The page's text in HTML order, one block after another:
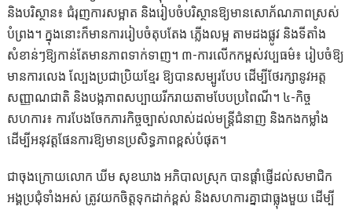
និងបរិស្ថាន៖ ជំរុញការសម្អាត និងរៀបចំបរិស្ថានឱ្យមានសោភ័ណភាពស្រស់
បំព្រង។ ក្នុងនោះក៏មានការរៀបចំតុបតែង ភ្លើងលម្អ តាមដងផ្លូវ និងទីតាំង
សំខាន់ៗឱ្យកាន់តែមានភាពទាក់ទាញ។ ៣-ការលើកកម្ពស់វប្បធម៌៖ រៀបចំឱ្យ
មានការលេង ល្បែងប្រជាប្រិយខ្មែរ ឱ្យបានសម្បូរបែប ដើម្បីថែរក្សានូវអត្ត
សញ្ញាណជាតិ និងបង្កភាពសប្បាយរីករាយតាមបែបប្រពៃណី។ ៤-កិច្ច
សហការ៖ ការបែងចែកភារកិច្ចច្បាស់លាស់ដល់មន្ត្រីជំនាញ និងកងកម្លាំង
ដើម្បីអនុវត្តផែនការឱ្យមានប្រសិទ្ធភាពខ្ពស់បំផុត។
ជាចុងក្រោយលោក ឃីម សុខឃាង អភិបាលស្រុក បានផ្ដាំផ្ញើដល់សមាជិក
អង្គប្រជុំទាំងអស់ ត្រូវយកចិត្តទុកដាក់ខ្ពស់ និងសហការគ្នាជាធ្លុងមួយ ដើម្បី